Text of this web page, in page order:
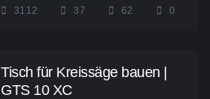
3112 37 62 0
Tisch für Kreissäge bauen |
GTS 10 XC